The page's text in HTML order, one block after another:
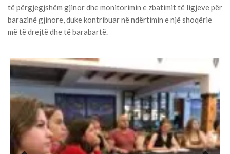
të përgjegjshëm gjinor dhe monitorimin e zbatimit të ligjeve për
barazinë gjinore, duke kontribuar në ndërtimin e një shoqërie
më të drejtë dhe të barabartë.